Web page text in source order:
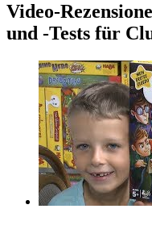
Video-
und -Tests für